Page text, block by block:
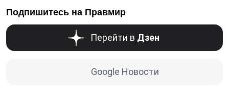
Подпишитесь на Правмир
Перейти в Дзен
Google Новости